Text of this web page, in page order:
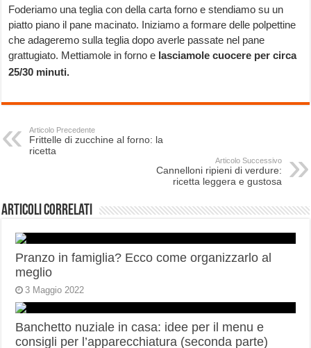
Foderiamo una teglia con della carta forno e stendiamo su un
piatto piano il pane macinato. Iniziamo a formare delle polpettine
che adageremo sulla teglia dopo averle passate nel pane
grattugiato. Mettiamole in forno e lasciamole cuocere per circa
25/30 minuti.
Articolo Precedente
Frittelle di zucchine al forno: la
ricetta
Articolo Successivo
Cannelloni ripieni di verdure:
ricetta leggera e gustosa
Articoli correlati
Pranzo in famiglia? Ecco come organizzarlo al
meglio
3 Maggio 2022
Banchetto nuziale in casa: idee per il menu e
consigli per l’apparecchiatura (seconda parte)